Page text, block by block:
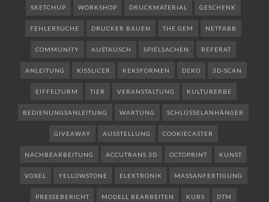
SKETCHUP WORKSHOP DRUCKMATERIAL GESCHENK
FEHLERSUCHE DRUCKER BAUEN THE GEM NETFABB
COMMUNITY AUSTAUSCH SPIELSACHEN REFERAT
ANLEITUNG KISSLICER KEKSFORMEN DEKO 3D-SCAN
EIFFELTURM TIER VERANSTALTUNG KULTURERBE
BEDIENUNGSANLEITUNG WARTUNG SCHLÜSSELANHÄNGER
GIVEAWAY AUSSTELLUNG COOKIECASTER
NACHBEARBEITUNG ACCUTRANS 3D OCTOPRINT KUNST
VOXEL YELLOWSTONE ELEKTRONIK MASSANFERTIGUNG
PRESSEBERICHT MODELL BEARBEITEN KURS DTM